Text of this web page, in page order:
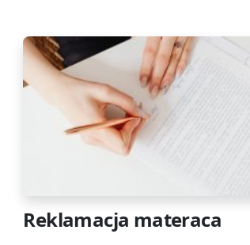
Reklamacja materaca